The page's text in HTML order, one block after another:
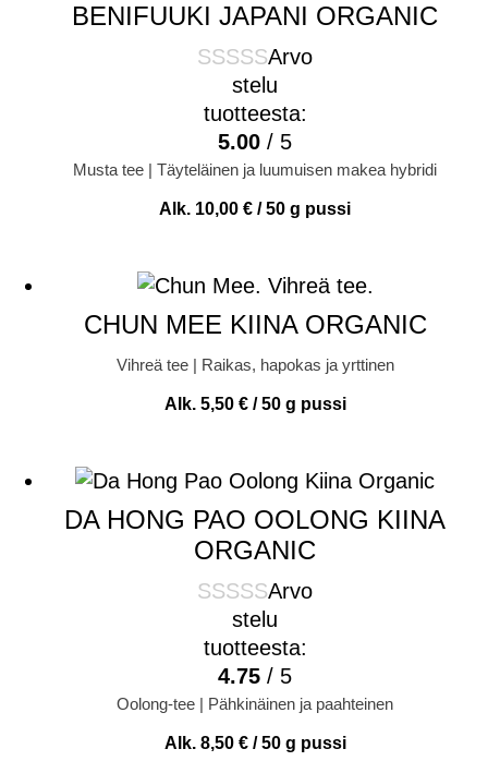
BENIFUUKI JAPANI ORGANIC
Arvo
stelu
tuotteesta:
5.00 / 5
Musta tee | Täyteläinen ja luumuisen makea hybridi
Alk. 10,00 € / 50 g pussi
CHUN MEE KIINA ORGANIC
Vihreä tee | Raikas, hapokas ja yrttinen
Alk. 5,50 €/ 50 g pussi
DA HONG PAO OOLONG KIINA
ORGANIC
Arvo
stelu
tuotteesta:
4.75 / 5
Oolong-tee | Pähkinäinen ja paahteinen
Alk. 8,50 €/ 50 g pussi